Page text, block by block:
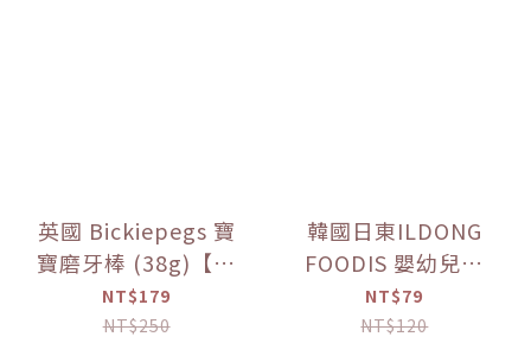
英國 Bickiepegs 寶
寶磨牙棒 (38g)【優
惠限定】
NT$179
NT$250
韓國日東ILDONG
FOODIS 嬰幼兒果
果 (100ml)【優惠
NT$79
NT$120